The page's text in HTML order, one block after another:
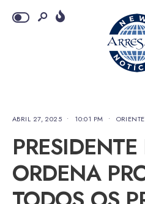
ABRIL 27, 2025 • 10:01 PM •
ORDENA